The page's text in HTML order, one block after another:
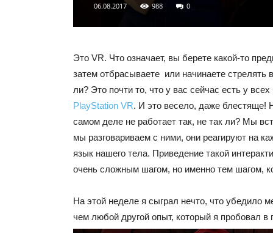
06.08.2017 988 0
Это VR. Что означает, вы берете какой-то
затем отбрасываете или начинаете стрелять
ли? Это почти то, что у вас сейчас есть у всех
PlayStation VR. И это весело, даже блестяще!
самом деле не работает так, не так ли? Мы
мы разговариваем с ними, они реагируют на
язык нашего тела. Приведение такой
очень сложным шагом, но именно тем шагом,
На этой неделе я сыграл нечто, что убедило
чем любой другой опыт, который я пробовал